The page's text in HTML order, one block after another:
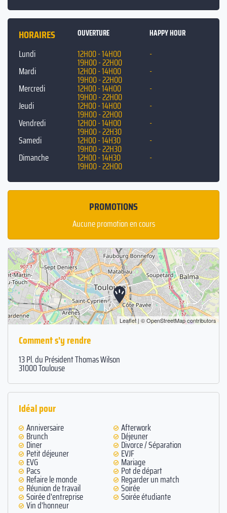
HORAIRES OUVERTURE HAPPY HOUR
Lundi 12H00 - 14H00
19H00 - 22H00
-
Mardi
12H00 - 14H00
19H00 - 22H00
-
Mercredi
12H00 - 14H00
19H00 - 22H00
-
Jeudi
12H00 - 14H00
19H00 - 22H00
-
Vendredi
12H00 - 14H00
19H00 - 22H30
-
Samedi
12H00 - 14H30
19H00 - 22H30
-
Dimanche
12H00 - 14H30
19H00 - 22H00
-
PROMOTIONS
Aucune promotion en cours
Leaflet| ©OpenStreetMapcontributors
Comment s'y rendre
13 Pl. du Président Thomas Wilson
31000 Toulouse
Idéal pour
Anniversaire Afterwork
Brunch Déjeuner
Diner Divorce / Séparation
Petit déjeuner EVJF
EVG Mariage
Pacs Pot de départ
Refaire le monde Regarder un match
Réunion de travail Soirée
Soirée d'entreprise Soirée étudiante
Vin d'honneur